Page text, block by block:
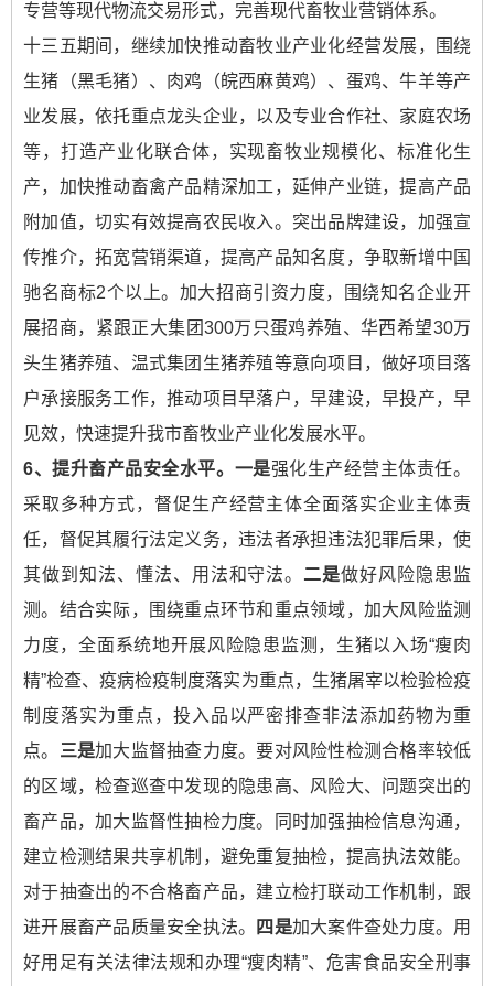
专营等现代物流交易形式，完善现代畜牧业营销体系。
十三五期间，继续加快推动畜牧业产业化经营发展，围绕
生猪（黑毛猪）、肉鸡（皖西麻黄鸡）、蛋鸡、牛羊等产
业发展，依托重点龙头企业，以及专业合作社、家庭农场
等，打造产业化联合体，实现畜牧业规模化、标准化生
产，加快推动畜禽产品精深加工，延伸产业链，提高产品
附加值，切实有效提高农民收入。突出品牌建设，加强宣
传推介，拓宽营销渠道，提高产品知名度，争取新增中国
驰名商标2个以上。加大招商引资力度，围绕知名企业开
展招商，紧跟正大集团300万只蛋鸡养殖、华西希望30万
头生猪养殖、温式集团生猪养殖等意向项目，做好项目落
户承接服务工作，推动项目早落户，早建设，早投产，早
见效，快速提升我市畜牧业产业化发展水平。
6、提升畜产品安全水平。 一是强化生产经营主体责任。
采取多种方式，督促生产经营主体全面落实企业主体责
任，督促其履行法定义务，违法者承担违法犯罪后果，使
其做到知法、懂法、用法和守法。 二是做好风险隐患监
测。结合实际，围绕重点环节和重点领域，加大风险监测
力度，全面系统地开展风险隐患监测，生猪以入场“瘦肉
精”检查、疫病检疫制度落实为重点，生猪屠宰以检验检疫
制度落实为重点，投入品以严密排查非法添加药物为重
点。 三是加大监督抽查力度。要对风险性检测合格率较低
的区域，检查巡查中发现的隐患高、风险大、问题突出的
畜产品，加大监督性抽检力度。同时加强抽检信息沟通，
建立检测结果共享机制，避免重复抽检，提高执法效能。
对于抽查出的不合格畜产品，建立检打联动工作机制，跟
进开展畜产品质量安全执法。
四是加大案件查处力度。用
好用足有关法律法规和办理“瘦肉精”、危害食品安全刑事